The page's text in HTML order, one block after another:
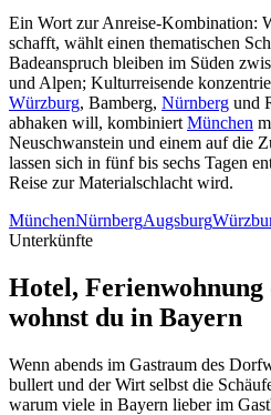
Ein Wort zur Anreise-Kombination:
schafft, wählt einen thematischen
Badeanspruch bleiben im Süden
und Alpen; Kulturreisende
Würzburg, Bamberg, Nürnberg und
abhaken will, kombiniert München
Neuschwanstein und einem auf die
lassen sich in fünf bis sechs Tagen
Reise zur Materialschlacht wird.
MünchenNürnbergAugsburg
Unterkünfte
Hotel, Ferienwohnung
wohnst du in Bayern
Wenn abends im Gastraum des
bullert und der Wirt selbst die
warum viele in Bayern lieber im